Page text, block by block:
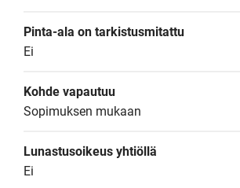
Pinta-ala on tarkistusmitattu
Ei
Kohde vapautuu
Sopimuksen mukaan
Lunastusoikeus yhtiöllä
Ei